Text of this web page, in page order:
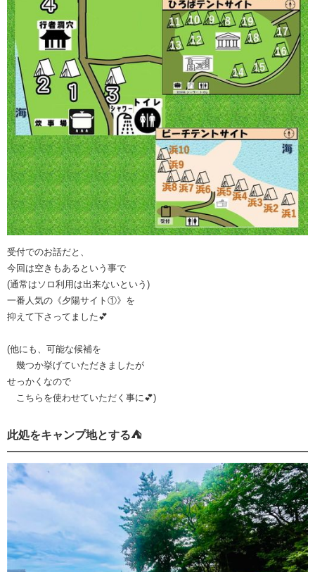
受付でのお話だと、
今回は空きもあるという事で
(通常はソロ利用は出来ないという)
一番人気の《夕陽サイト①》を
抑えて下さってました💕
(他にも、可能な候補を
幾つか挙げていただきましたが
せっかくなので
こちらを使わせていただく事に💕)
此処をキャンプ地とする⛺️